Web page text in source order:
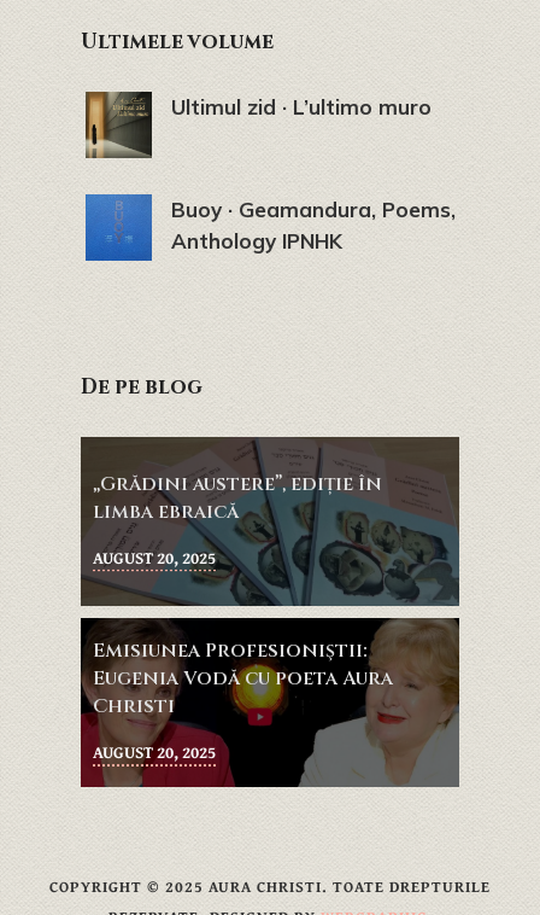
Ultimele volume
Ultimul zid · L’ultimo muro
Buoy · Geamandura, Poems,
Anthology IPNHK
De pe blog
„Grădini austere”, ediție în
limba ebraică
AUGUST 20, 2025
Emisiunea Profesioniştii:
Eugenia Vodă cu poeta Aura
Christi
AUGUST 20, 2025
COPYRIGHT © 2025 AURA CHRISTI. TOATE DREPTURILE